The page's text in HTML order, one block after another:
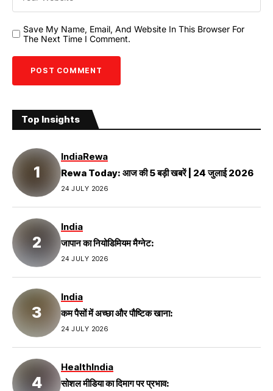
Save My Name, Email, And Website In This Browser For
The Next Time I Comment.
Top Insights
IndiaRewa
Rewa Today: आज की 5 बड़ी खबरें | 24 जुलाई 2026
24 JULY 2026
India
जापान का नियोडिमियम मैग्नेट:
24 JULY 2026
India
कम पैसों में अच्छा और पौष्टिक खाना:
24 JULY 2026
HealthIndia
सोशल मीडिया का दिमाग पर प्रभाव: